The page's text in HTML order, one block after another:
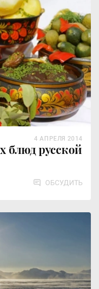
блюд русской
4 АПРЕЛЯ 2014
ОБСУДИТЬ